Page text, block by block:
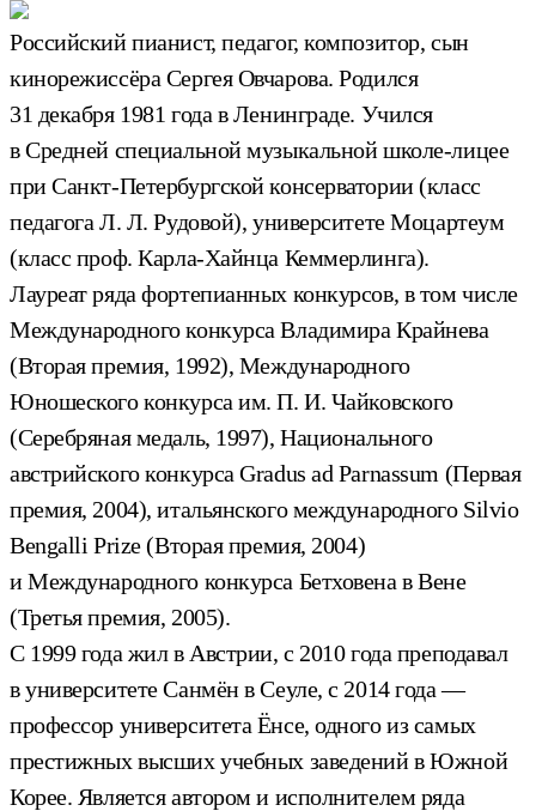
Российский пианист, педагог, композитор, сын
кинорежиссёра Сергея Овчарова. Родился
31 декабря 1981 года в Ленинграде. Учился
в Средней специальной музыкальной школе-лицее
при Санкт-Петербургской консерватории (класс
педагога Л. Л. Рудовой), университете Моцартеум
(класс проф. Карла-Хайнца Кеммерлинга).
Лауреат ряда фортепианных конкурсов, в том числе
Международного конкурса Владимира Крайнева
(Вторая премия, 1992), Международного
Юношеского конкурса им. П. И. Чайковского
(Серебряная медаль, 1997), Национального
австрийского конкурса Gradus ad Parnassum (Первая
премия, 2004), итальянского международного Silvio
Bengalli Prize (Вторая премия, 2004)
и Международного конкурса Бетховена в Вене
(Третья премия, 2005).
С 1999 года жил в Австрии, с 2010 года преподавал
в университете Санмён в Сеуле, с 2014 года —
профессор университета Ёнсе, одного из самых
престижных высших учебных заведений в Южной
Корее. Является автором и исполнителем ряда